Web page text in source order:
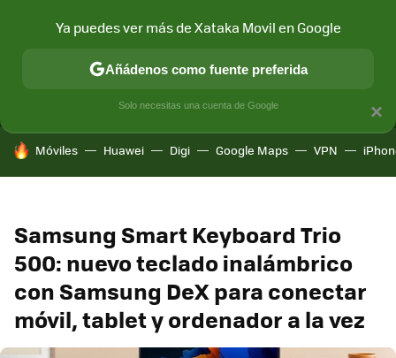
MÓVIL Y SOCIEDAD APLICACIONES
HOY SE HABLA DE
Móviles Huawei Digi Google Maps VPN
Samsung Smart Keyboard Trio
500: nuevo teclado inalámbrico
con Samsung DeX para conectar
móvil, tablet y ordenador a la vez
×
Ya puedes ver más de Xataka Movil en Google
Añádenos como fuente preferida
Solo necesitas una cuenta de Google